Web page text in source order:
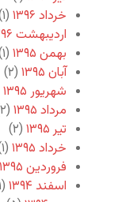
خرداد ۱۳۹۶
(۱)
اردیبهشت ۱۳۹۶
بهمن ۱۳۹۵
(۱)
آبان ۱۳۹۵
(۲)
شهریور ۱۳۹۵
مرداد ۱۳۹۵
(۲)
تیر ۱۳۹۵
(۲)
خرداد ۱۳۹۵
(۱)
فروردین ۱۳۹۵
اسفند ۱۳۹۴
(۱)